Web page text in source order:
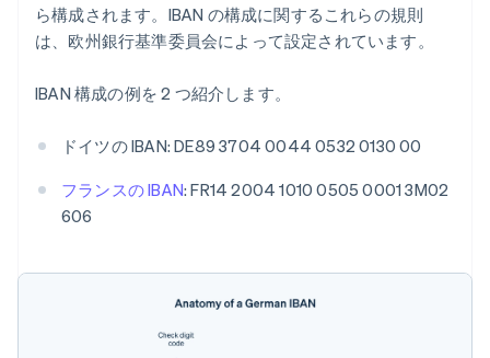
ら構成されます。IBAN の構成に関するこれらの規則
は、欧州銀行基準委員会によって設定されています。
IBAN 構成の例を 2 つ紹介します。
ドイツの IBAN: DE89 3704 0044 0532 0130 00
フランスの IBAN: FR14 2004 1010 0505 0001 3M02
606